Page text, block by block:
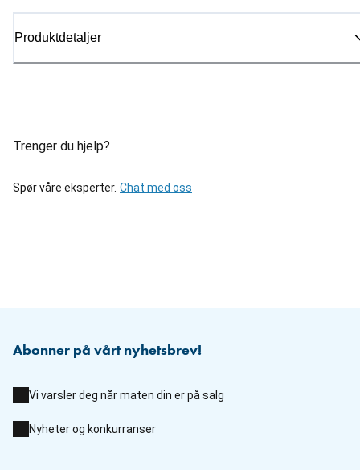
Produktdetaljer
Trenger du hjelp?
Spør våre eksperter. Chat med oss
Abonner på vårt nyhetsbrev!
Vi varsler deg når maten din er på salg
Nyheter og konkurranser